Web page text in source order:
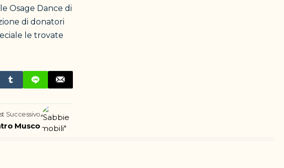
Osage Dance di
di donatori
le trovate
Successivo
Musco